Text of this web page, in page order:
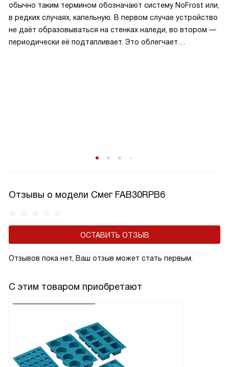
обычно таким термином обозначают систему NoFrost или,
в редких случаях, капельную. В первом случае устройство
не даёт образовываться на стенках наледи, во втором —
периодически её подтапливает. Это облегчает
Отзывы о модели Смег FAB30RPB6
ОСТАВИТЬ ОТЗЫВ
Отзывов пока нет, Ваш отзыв может стать первым.
С этим товаром приобретают